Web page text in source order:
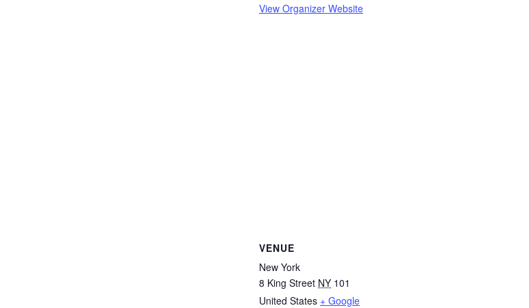
View Organizer Website
VENUE
New York
8 King Street NY 101
United States + Google